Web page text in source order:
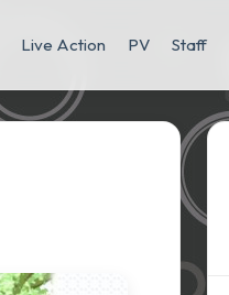
Live Action PV Staff